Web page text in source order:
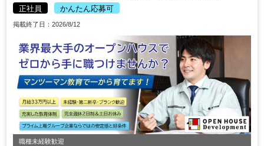
正社員 かんたん応募可
掲載終了日：2026/8/12
職種未経験歓迎